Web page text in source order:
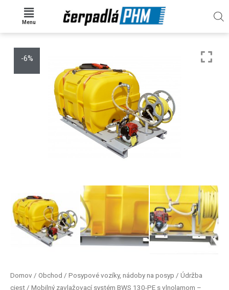
Menu
-6%
Domov / Obchod / Posypové vozíky, nádoby na posyp / Údržba
ciest / Mobilný zavlažovací systém BWS 130-PE s vlnolamom –